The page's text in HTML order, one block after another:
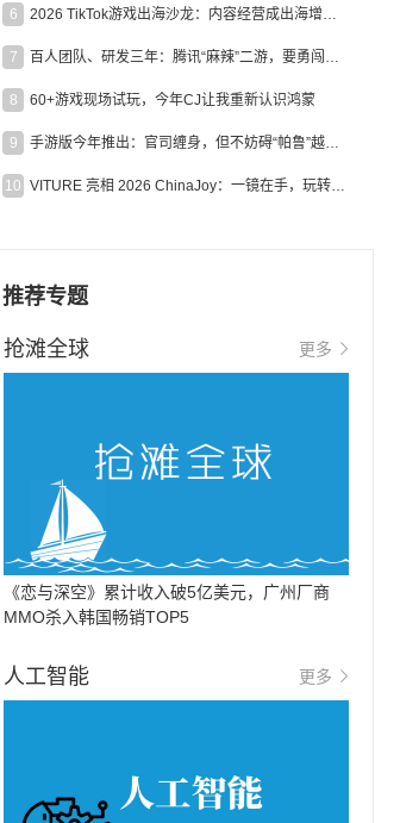
6 2026 TikTok游戏出海沙龙：内容经营成出海增长新引擎
7 百人团队、研发三年：腾讯“麻辣”二游，要勇闯男性恋爱市场
8 60+游戏现场试玩，今年CJ让我重新认识鸿蒙
9 手游版今年推出：官司缠身，但不妨碍“帕鲁”越来越火
10 VITURE 亮相 2026 ChinaJoy：一镜在手，玩转全场！
推荐专题
抢滩全球 更多
《恋与深空》累计收入破5亿美元，广州厂商
MMO杀入韩国畅销TOP5
人工智能 更多